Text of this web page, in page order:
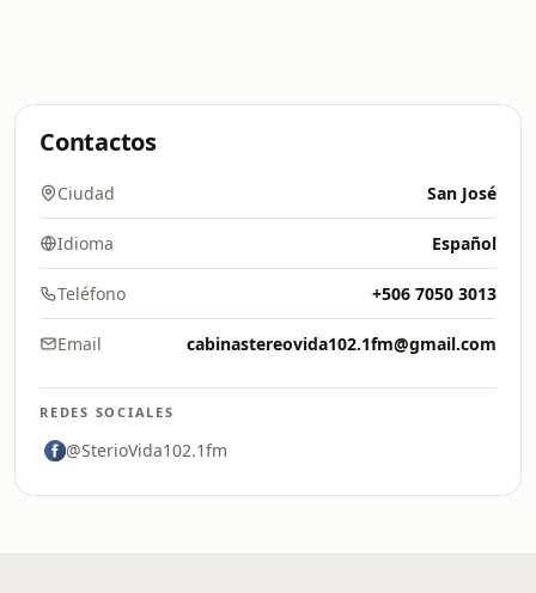
Contactos
Ciudad San José
Idioma Español
Teléfono +506 7050 3013
Email cabinastereovida102.1fm@gmail.com
REDES SOCIALES
@SterioVida102.1fm